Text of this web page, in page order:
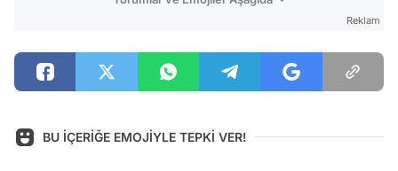
Reklam
BU İÇERİĞE EMOJİYLE TEPKİ VER!